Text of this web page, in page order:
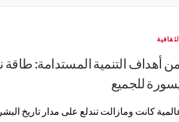
أهداف التنمية المستدامة: طاقة
للجميع
كانت ومازالت تندلع على مدار تاريخ